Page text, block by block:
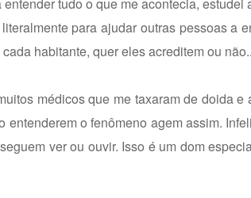
para ajudar outras pessoas a
habitante, quer eles acreditem ou
médicos que me taxaram de doida e
o fenômeno agem assim.
ver ou ouvir. Isso é um dom